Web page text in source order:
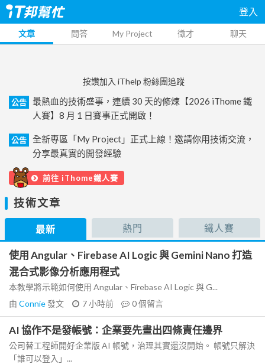
登入
文章 問答 My Project 徵才 聊天
按讚加入 iThelp 粉絲團追蹤
公告
最熱血的技術盛事，連續 30 天的修煉【2026 iThome 鐵
人賽】8 月 1 日賽事正式開啟！
公告
全新專區「My Project」正式上線！邀請你用技術交流，
分享最真實的開發經驗
前往 iThome鐵人賽
技術文章
最新 熱門 鐵人賽
使用 Angular、Firebase AI Logic 與 Gemini Nano 打造
混合式影像分析應用程式
本教學將示範如何使用 Angular、Firebase AI Logic 與 G...
由 Connie發文 7 小時前 0個留言
AI 協作不是發帳號：企業要先畫出四條責任邊界
公司替工程師開好企業版 AI 帳號，治理其實還沒開始。 帳號只解決
「誰可以登入」...